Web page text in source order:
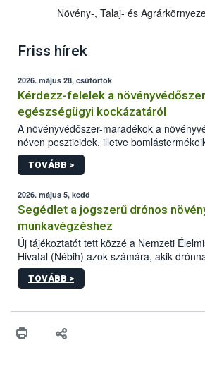
Növény-, Talaj- és
Friss hírek
2026. május 28, csütörtök
Kérdezz-felelek a
egészségügyi kockázatáról
A növényvédőszer-maradékok a
néven peszticidek, illetve
melyek a terményekben vagy azok
szüretelést, illetve tárolást követően is
mennyiségének esetenként a kezelt
lennie. Nem minden élelmiszer tartalmaz
Azokban az élelmiszerekben is,
általában csak nagyon kis mennyiségben
jelenthetnek kockázatot a fogyasztó
TOVÁBB >
2026. május 5, kedd
Segédlet a jogszerű drónos
munkavégzéshez
Új tájékoztatót tett közzé a Nemzeti
Hivatal (Nébih) azok számára, akik
növényvédelmi vagy tápanyag-
végezni Magyarországon. Az összefoglaló
műszaki és hatósági feltételek.
TOVÁBB >